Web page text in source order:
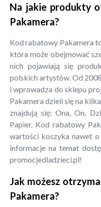
Na jakie produkty
Pakamera?
Kod rabatowy Pakamera
która może obejmować
nich pojawiają się
polskich artystów. Od
i wprowadza do sklepu
Pakamera dzieli się na
znajdują się: Ona, On,
Papier. Kod rabatowy
wartości koszyka nawet o
informacje na temat
promocjedladzieci.pl!
Jak możesz
Pakamera?